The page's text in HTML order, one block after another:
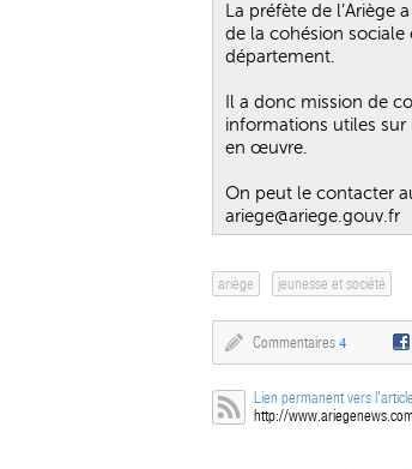
La préfète de
de la cohésion
département.
Il a donc mission de
informations utiles sur
en œuvre.
On peut le contacter
ariege@ariege.gouv.fr
ariège jeunesse et société
Commentaires 4
Lien permanent vers
http://